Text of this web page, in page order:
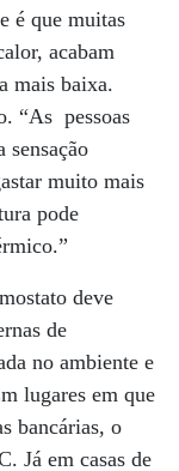
é que muitas
acabam
mais baixa.
“As pessoas
sensação
muito mais
pode
deve
de
no ambiente e
lugares em que
bancárias, o
Já em casas de